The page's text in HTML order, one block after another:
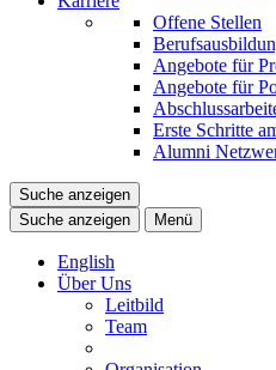
Offene Stellen
Angebote für
Angebote für
Erste Schritte
Alumni
Suche anzeigen
Suche anzeigen
Menü
English
Über Uns
Leitbild
Team